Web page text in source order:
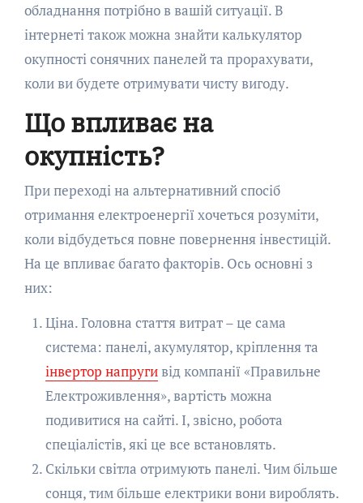
обладнання потрібно в вашій ситуації. В
інтернеті також можна знайти калькулятор
окупності сонячних панелей та прорахувати,
коли ви будете отримувати чисту вигоду.
Що впливає на
окупність?
При переході на альтернативний спосіб
отримання електроенергії хочеться розуміти,
коли відбудеться повне повернення інвестицій.
На це впливає багато факторів. Ось основні з
них:
Ціна. Головна стаття витрат – це сама
система: панелі, акумулятор, кріплення та
інвертор напругивід компанії «Правильне
Електроживлення», вартість можна
подивитися на сайті. І, звісно, робота
спеціалістів, які це все встановлять.
Скільки світла отримують панелі. Чим більше
сонця, тим більше електрики вони вироблять.